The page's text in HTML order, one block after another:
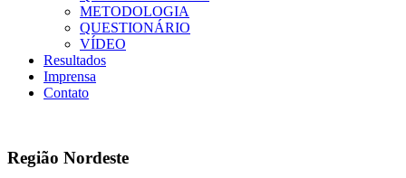
METODOLOGIA
QUESTIONÁRIO
VÍDEO
Resultados
Imprensa
Contato
Região Nordeste